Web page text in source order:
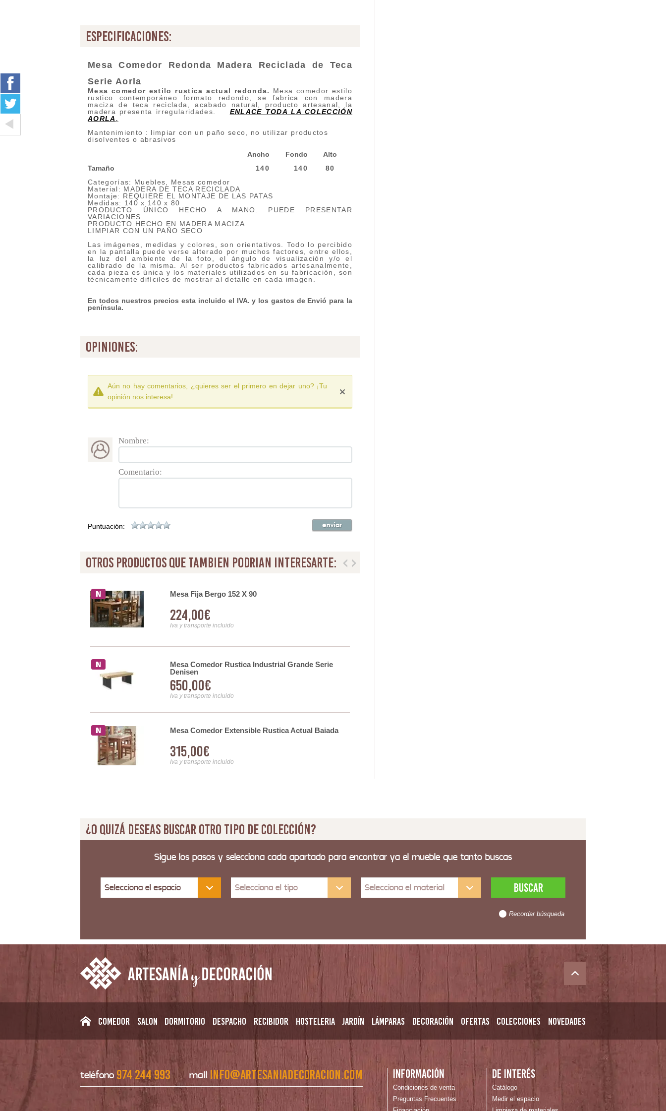
especificaciones:
Mesa Comedor Redonda Madera Reciclada de Teca
Serie Aorla
Mesa comedor estilo rustica actual redonda.
Mesa comedor estilo
rustico contemporáneo formato redondo, se fabrica con madera
maciza de teca reciclada, acabado natural, producto artesanal, la
madera presenta irregularidades.
ENLACE TODA LA COLECCIÓN
AORLA.
Mantenimiento : limpiar con un paño seco, no utilizar productos
disolventes o abrasivos
Ancho
Fondo
Alto
Tamaño
140 140
80
Categorías: Muebles, Mesas comedor
Material: MADERA DE TECA RECICLADA
Montaje: REQUIERE EL MONTAJE DE LAS PATAS
Medidas: 140 x 140 x 80
PRODUCTO ÚNICO HECHO A MANO. PUEDE PRESENTAR
VARIACIONES
PRODUCTO HECHO EN MADERA MACIZA
LIMPIAR CON UN PAÑO SECO
Las imágenes, medidas y colores, son orientativos. Todo lo percibido
en la pantalla puede verse alterado por muchos factores, entre ellos,
la luz del ambiente de la foto, el ángulo de visualización y/o el
calibrado de la misma. Al ser productos fabricados artesanalmente,
cada pieza es única y los materiales utilizados en su fabricación, son
técnicamente difíciles de mostrar al detalle en cada imagen.
En todos nuestros precios esta incluido el IVA. y los gastos de Envió para la
península.
opiniones:
Aún no hay comentarios, ¿quieres ser el primero en dejar uno? ¡Tu
opinión nos interesa!
Nombre:
Comentario:
Puntuación:
otros productos que tambien podrian interesarte:
Mesa Fija Bergo 152 X 90
224,00€
Iva y transporte incluido
Mesa Comedor Rustica Industrial Grande Serie
Denisen
650,00€
Iva y transporte incluido
Mesa Comedor Extensible Rustica Actual Baiada
315,00€
Iva y transporte incluido
¿O quizá deseas buscar otro tipo de colección?
Sigue los pasos y selecciona cada apartado para encontrar ya el mueble que tanto buscas
Selecciona el espacio Selecciona el tipo Selecciona el material
Recordar búsqueda
Comedor Salon Dormitorio Despacho Recibidor Hosteleria Jardín Lámparas Decoración Ofertas Colecciones Novedades
teléfono974 244 993 mail info@artesaniadecoracion.com Información
Condiciones de venta
Preguntas Frecuentes
De interés
Catálogo
Medir el espacio